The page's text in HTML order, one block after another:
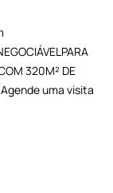
320M² DE
uma visita